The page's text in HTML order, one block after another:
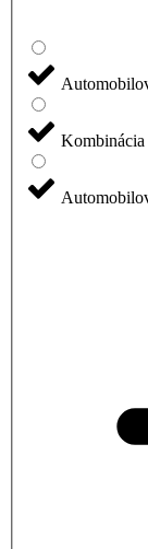
Kombinácia